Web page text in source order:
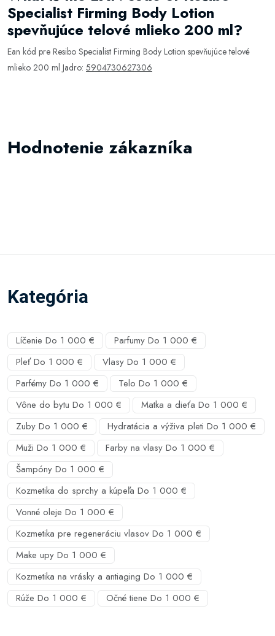
Specialist Firming Body Lotion
spevňujúce telové mlieko 200 ml?
Ean kód pre Resibo Specialist Firming Body Lotion spevňujúce telové
mlieko 200 ml Jadro: 5904730627306
Hodnotenie zákazníka
Kategória
Líčenie Do 1 000 €
Parfumy Do 1 000 €
Pleť Do 1 000 €
Vlasy Do 1 000 €
Parfémy Do 1 000 €
Telo Do 1 000 €
Vône do bytu Do 1 000 €
Matka a dieťa Do 1 000 €
Zuby Do 1 000 €
Hydratácia a výživa pleti Do 1 000 €
Muži Do 1 000 €
Farby na vlasy Do 1 000 €
Šampóny Do 1 000 €
Kozmetika do sprchy a kúpeľa Do 1 000 €
Vonné oleje Do 1 000 €
Kozmetika pre regeneráciu vlasov Do 1 000 €
Make upy Do 1 000 €
Kozmetika na vrásky a antiaging Do 1 000 €
Rúže Do 1 000 €
Očné tiene Do 1 000 €